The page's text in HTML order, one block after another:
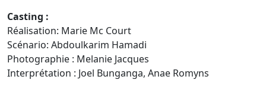
Casting :
Réalisation: Marie Mc Court
Scénario: Abdoulkarim Hamadi
Photographie : Melanie Jacques
Interprétation : Joel Bunganga, Anae Romyns